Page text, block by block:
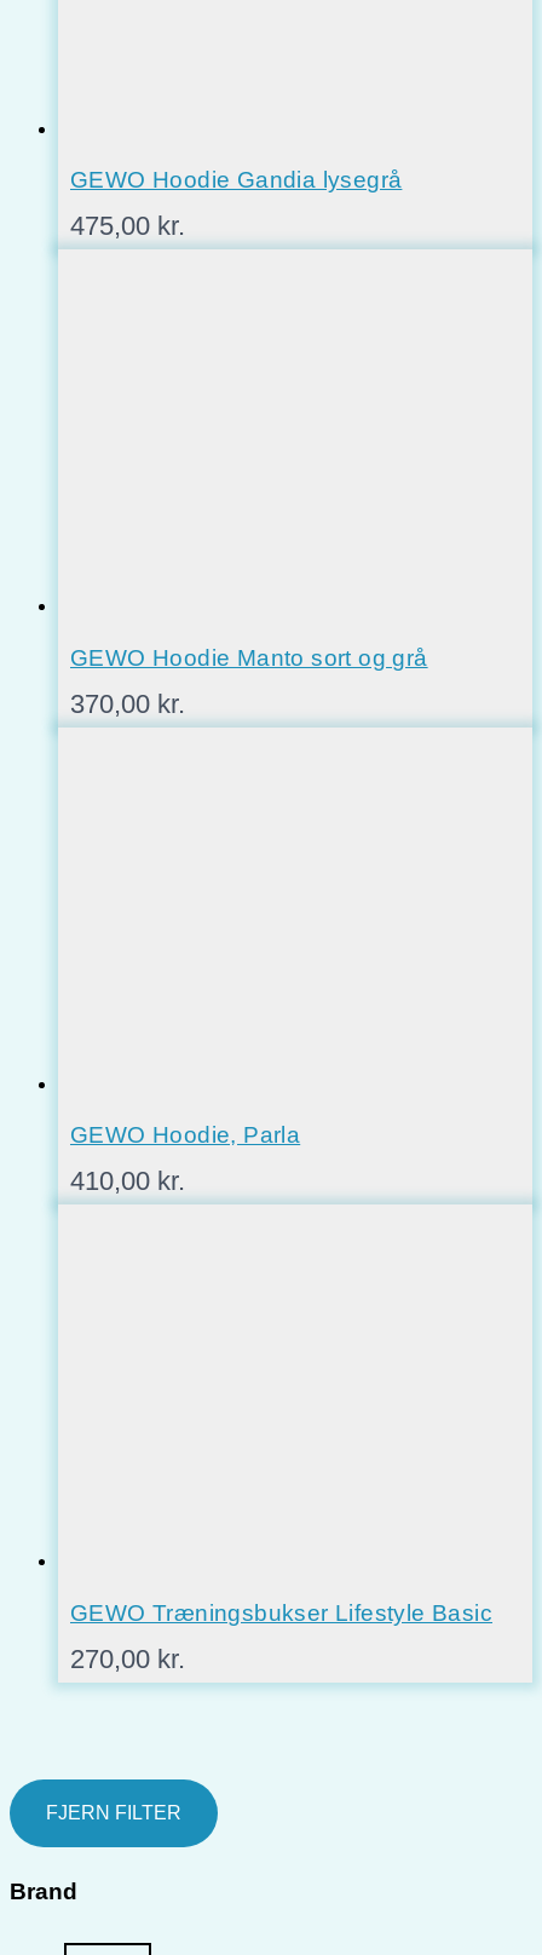
FJERN FILTER
Brand
GEWO Hoodie Gandia lysegrå
475,00 kr.
GEWO Hoodie Manto sort og grå
370,00 kr.
GEWO Hoodie, Parla
410,00 kr.
GEWO Træningsbukser Lifestyle Basic
270,00 kr.